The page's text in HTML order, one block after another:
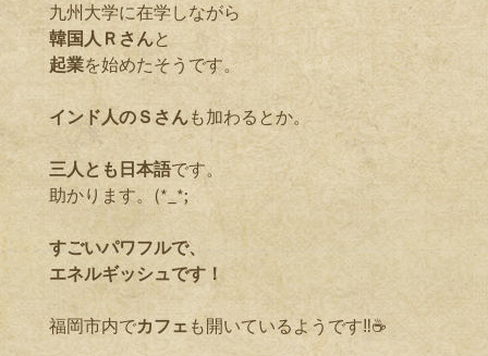
九州大学に在学しながら
韓国人Ｒさんと
起業を始めたそうです。
インド人のＳさんも加わるとか。
三人とも日本語です。
助かります。(*_*;
すごいパワフルで、
エネルギッシュです！
福岡市内でカフェも開いているようです‼☕